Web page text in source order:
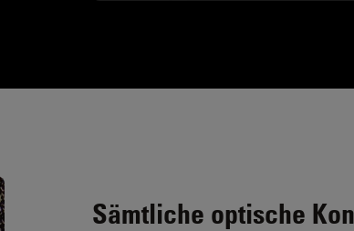
Sämtliche optische